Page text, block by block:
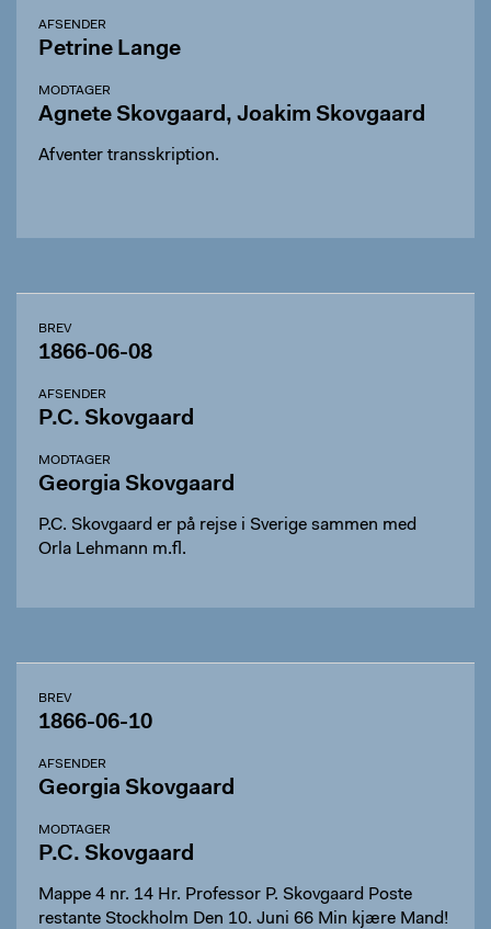
AFSENDER
Petrine Lange
MODTAGER
Agnete Skovgaard, Joakim Skovgaard
Afventer transskription.
BREV
1866-06-08
AFSENDER
P.C. Skovgaard
MODTAGER
Georgia Skovgaard
P.C. Skovgaard er på rejse i Sverige sammen med
Orla Lehmann m.fl.
BREV
1866-06-10
AFSENDER
Georgia Skovgaard
MODTAGER
P.C. Skovgaard
Mappe 4 nr. 14 Hr. Professor P. Skovgaard Poste
restante Stockholm Den 10. Juni 66 Min kjære Mand!